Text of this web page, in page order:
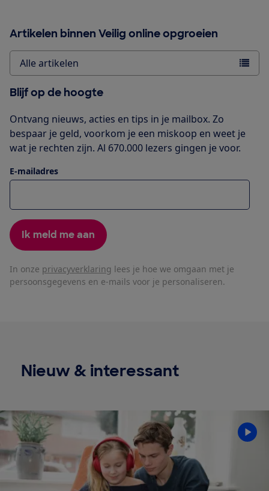
Artikelen binnen Veilig online opgroeien
Alle artikelen
Blijf op de hoogte
Ontvang nieuws, acties en tips in je mailbox. Zo
bespaar je geld, voorkom je een miskoop en weet je
wat je rechten zijn. Al 670.000 lezers gingen je voor.
E-mailadres
Ik meld me aan
In onze privacyverklaring lees je hoe we omgaan met je
persoonsgegevens en e-mails voor je personaliseren.
Nieuw & interessant